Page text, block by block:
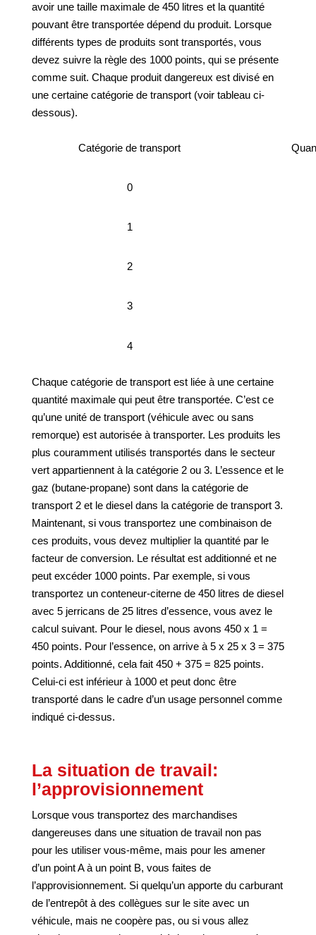
avoir une taille maximale de 450 litres et la quantité
pouvant être transportée dépend du produit. Lorsque
différents types de produits sont transportés, vous
devez suivre la règle des 1000 points, qui se présente
comme suit. Chaque produit dangereux est divisé en
une certaine catégorie de transport (voir tableau ci-
dessous).
Catégorie de transport
0
1
2
3
4
Chaque catégorie de transport est liée à une certaine
quantité maximale qui peut être transportée. C’est ce
qu’une unité de transport (véhicule avec ou sans
remorque) est autorisée à transporter. Les produits les
plus couramment utilisés transportés dans le secteur
vert appartiennent à la catégorie 2 ou 3. L’essence et le
gaz (butane-propane) sont dans la catégorie de
transport 2 et le diesel dans la catégorie de transport 3.
Maintenant, si vous transportez une combinaison de
ces produits, vous devez multiplier la quantité par le
facteur de conversion. Le résultat est additionné et ne
peut excéder 1000 points. Par exemple, si vous
transportez un conteneur-citerne de 450 litres de diesel
avec 5 jerricans de 25 litres d’essence, vous avez le
calcul suivant. Pour le diesel, nous avons 450 x 1 =
450 points. Pour l’essence, on arrive à 5 x 25 x 3 = 375
points. Additionné, cela fait 450 + 375 = 825 points.
Celui-ci est inférieur à 1000 et peut donc être
transporté dans le cadre d’un usage personnel comme
indiqué ci-dessus.
La situation de travail:
l’approvisionnement
Lorsque vous transportez des marchandises
dangereuses dans une situation de travail non pas
pour les utiliser vous-même, mais pour les amener
d’un point A à un point B, vous faites de
l’approvisionnement. Si quelqu’un apporte du carburant
de l’entrepôt à des collègues sur le site avec un
véhicule, mais ne coopère pas, ou si vous allez